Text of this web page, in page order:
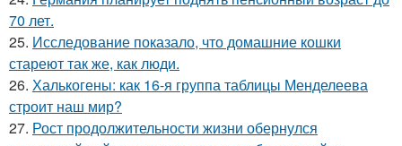
70 лет.
25. Исследование показало, что домашние кошки
стареют так же, как люди.
26. Халькогены: как 16-я группа таблицы Менделеева
строит наш мир?
27. Рост продолжительности жизни обернулся